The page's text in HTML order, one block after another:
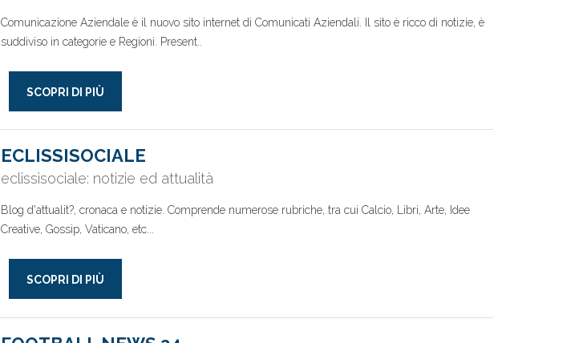
Comunicazione Aziendale è il nuovo sito internet di Comunicati Aziendali. Il sito è ricco di notizie, è
suddiviso in categorie e Regioni. Present..
SCOPRI DI PIÙ
ECLISSISOCIALE
eclissisociale: notizie ed attualità
Blog d'attualit?, cronaca e notizie. Comprende numerose rubriche, tra cui Calcio, Libri, Arte, Idee
Creative, Gossip, Vaticano, etc...
SCOPRI DI PIÙ